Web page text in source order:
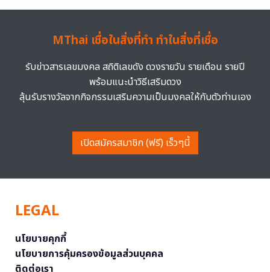
MThai เชื่อในสิ่งที่ทำ ทำในสิ่งที่เชื่อ
รับข่าวสารเลขมงคล สถิติเลขดัง ดวงรายวัน รายเดือน รายปี
พร้อมแนะนำวิธีเสริมดวง
ลุ้นรับรางวัลจากกิจกรรมเสริมความเป็นมงคลให้กับตัวท่านเอง
เปิดสมัครสมาชิก (ฟรี) เร็วๆนี้
LEGAL
นโยบายคุกกี้
นโยบายการคุ้มครองข้อมูลส่วนบุคคล